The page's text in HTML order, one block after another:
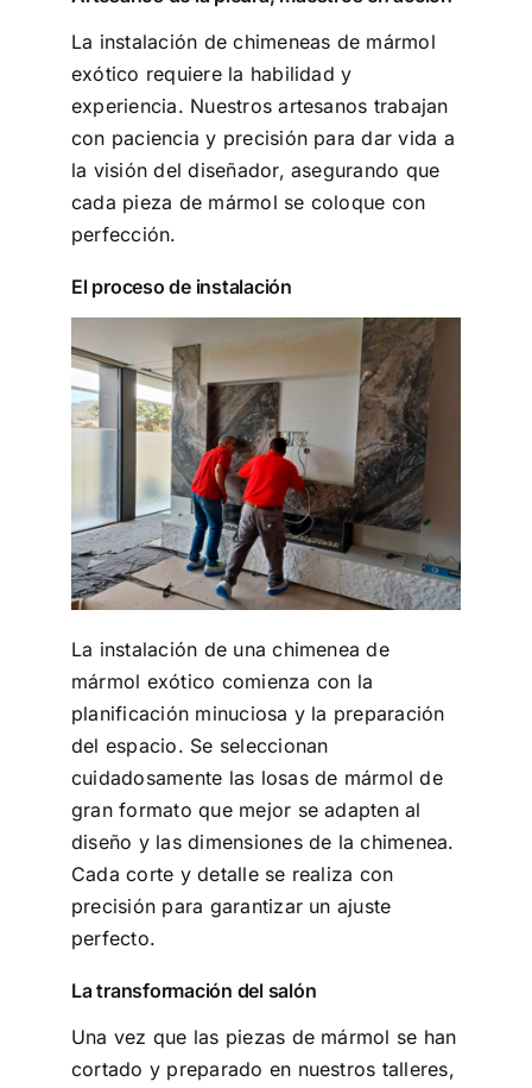
La instalación de chimeneas de mármol
exótico requiere la habilidad y
experiencia. Nuestros artesanos trabajan
con paciencia y precisión para dar vida a
la visión del diseñador, asegurando que
cada pieza de mármol se coloque con
perfección.
El proceso de instalación
La instalación de una chimenea de
mármol exótico comienza con la
planificación minuciosa y la preparación
del espacio. Se seleccionan
cuidadosamente las losas de mármol de
gran formato que mejor se adapten al
diseño y las dimensiones de la chimenea.
Cada corte y detalle se realiza con
precisión para garantizar un ajuste
perfecto.
La transformación del salón
Una vez que las piezas de mármol se han
cortado y preparado en nuestros talleres,